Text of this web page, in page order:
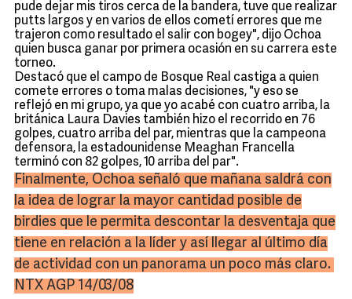
pude dejar mis tiros cerca de la bandera, tuve que realizar
putts largos y en varios de ellos cometí errores que me
trajeron como resultado el salir con bogey", dijo Ochoa
quien busca ganar por primera ocasión en su carrera este
torneo.
Destacó que el campo de Bosque Real castiga a quien
comete errores o toma malas decisiones, "y eso se
reflejó en mi grupo, ya que yo acabé con cuatro arriba, la
británica Laura Davies también hizo el recorrido en 76
golpes, cuatro arriba del par, mientras que la campeona
defensora, la estadounidense Meaghan Francella
terminó con 82 golpes, 10 arriba del par".
Finalmente, Ochoa señaló que mañana saldrá con
la idea de lograr la mayor cantidad posible de
birdies que le permita descontar la desventaja que
tiene en relación a la líder y así llegar al último día
de actividad con un panorama un poco más claro.
NTX AGP 14/03/08